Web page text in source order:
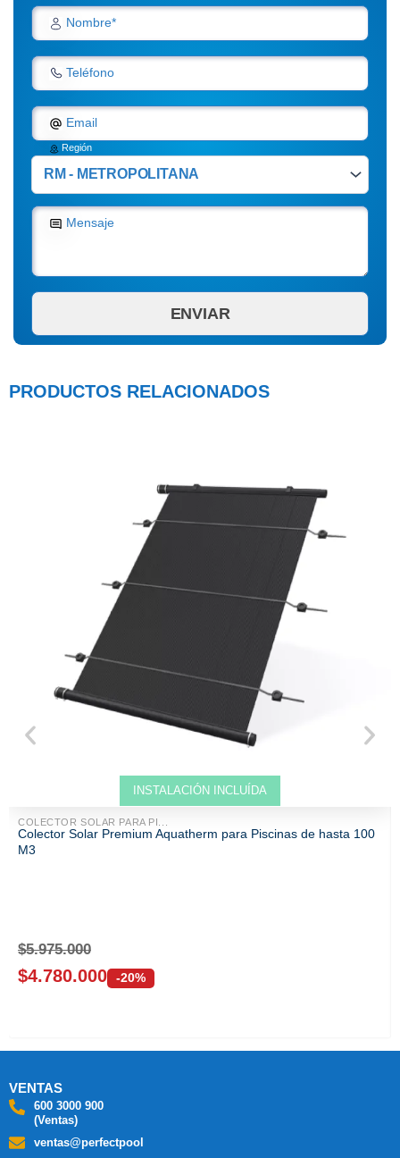
Nombre*
Teléfono
Email
Región
Mensaje
PRODUCTOS RELACIONADOS
INSTALACIÓN INCLUÍDA
Venta solo ONLINE
COLECTOR SOLAR PARA PI...
Colector Solar Premium Aquatherm para Piscinas de hasta 100
M3
$5.975.000
$4.780.000 -20%
VENTAS
600 3000 900
(Ventas)
ventas@perfectpool